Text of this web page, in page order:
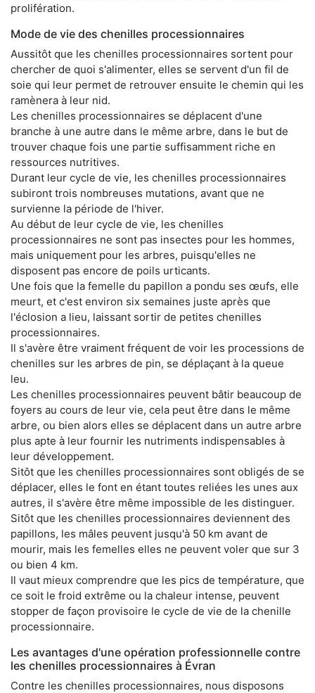
prolifération.
Mode de vie des chenilles processionnaires
Aussitôt que les chenilles processionnaires sortent pour
chercher de quoi s'alimenter, elles se servent d'un fil de
soie qui leur permet de retrouver ensuite le chemin qui les
ramènera à leur nid.
Les chenilles processionnaires se déplacent d'une
branche à une autre dans le même arbre, dans le but de
trouver chaque fois une partie suffisamment riche en
ressources nutritives.
Durant leur cycle de vie, les chenilles processionnaires
subiront trois nombreuses mutations, avant que ne
survienne la période de l'hiver.
Au début de leur cycle de vie, les chenilles
processionnaires ne sont pas insectes pour les hommes,
mais uniquement pour les arbres, puisqu'elles ne
disposent pas encore de poils urticants.
Une fois que la femelle du papillon a pondu ses œufs, elle
meurt, et c'est environ six semaines juste après que
l'éclosion a lieu, laissant sortir de petites chenilles
processionnaires.
Il s'avère être vraiment fréquent de voir les processions de
chenilles sur les arbres de pin, se déplaçant à la queue
leu.
Les chenilles processionnaires peuvent bâtir beaucoup de
foyers au cours de leur vie, cela peut être dans le même
arbre, ou bien alors elles se déplacent dans un autre arbre
plus apte à leur fournir les nutriments indispensables à
leur développement.
Sitôt que les chenilles processionnaires sont obligés de se
déplacer, elles le font en étant toutes reliées les unes aux
autres, il s'avère être même impossible de les distinguer.
Sitôt que les chenilles processionnaires deviennent des
papillons, les mâles peuvent jusqu'à 50 km avant de
mourir, mais les femelles elles ne peuvent voler que sur 3
ou bien 4 km.
Il vaut mieux comprendre que les pics de température, que
ce soit le froid extrême ou la chaleur intense, peuvent
stopper de façon provisoire le cycle de vie de la chenille
processionnaire.
Les avantages d'une opération professionnelle contre
les chenilles processionnaires à Évran
Contre les chenilles processionnaires, nous disposons